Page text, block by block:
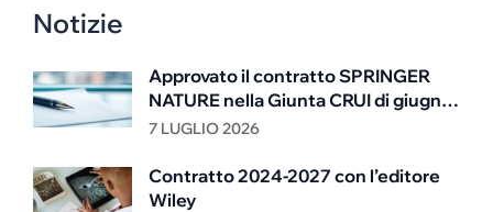
Notizie
Approvato il contratto SPRINGER
NATURE nella Giunta CRUI di giugno
2026
7 LUGLIO 2026
Contratto 2024-2027 con l’editore
Wiley